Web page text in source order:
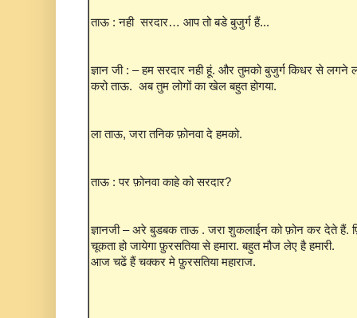
ताऊ : नही सरदार… आप तो बडे बुजुर्ग हैं...
ज्ञान जी : – हम सरदार नही हूं. और तुमको बुजुर्ग किधर से लगने
करो ताऊ. अब तुम लोगों का खेल बहुत होगया.
ला ताऊ, जरा तनिक फ़ोनवा दे हमको.
ताऊ : पर फ़ोनवा काहे को सरदार?
ज्ञानजी – अरे बुडबक ताऊ . जरा शुकलाईन को फ़ोन कर देते हैं.
चूकता हो जायेगा फ़ुरसतिया से हमारा. बहुत मौज लेए है हमारी.
आज चढें हैं चक्कर मे फ़ुरसतिया महाराज.